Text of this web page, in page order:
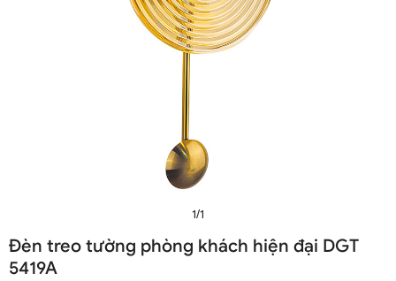
1/1
Đèn treo tường phòng khách hiện đại DGT
5419A